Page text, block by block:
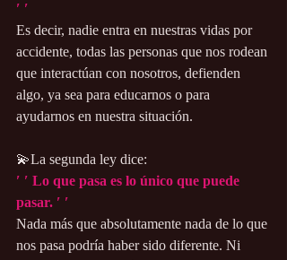
′ ′
Es decir, nadie entra en nuestras vidas por
accidente, todas las personas que nos rodean
que interactúan con nosotros, defienden
algo, ya sea para educarnos o para
ayudarnos en nuestra situación.
💫La segunda ley dice:
′ ′ Lo que pasa es lo único que puede
pasar. ′ ′
Nada más que absolutamente nada de lo que
nos pasa podría haber sido diferente. Ni